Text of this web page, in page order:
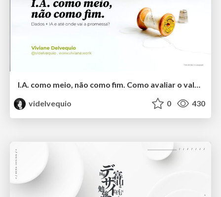
I.A. como meio, não como fim. Como avaliar o valor entregue?
videlvequio
0 430